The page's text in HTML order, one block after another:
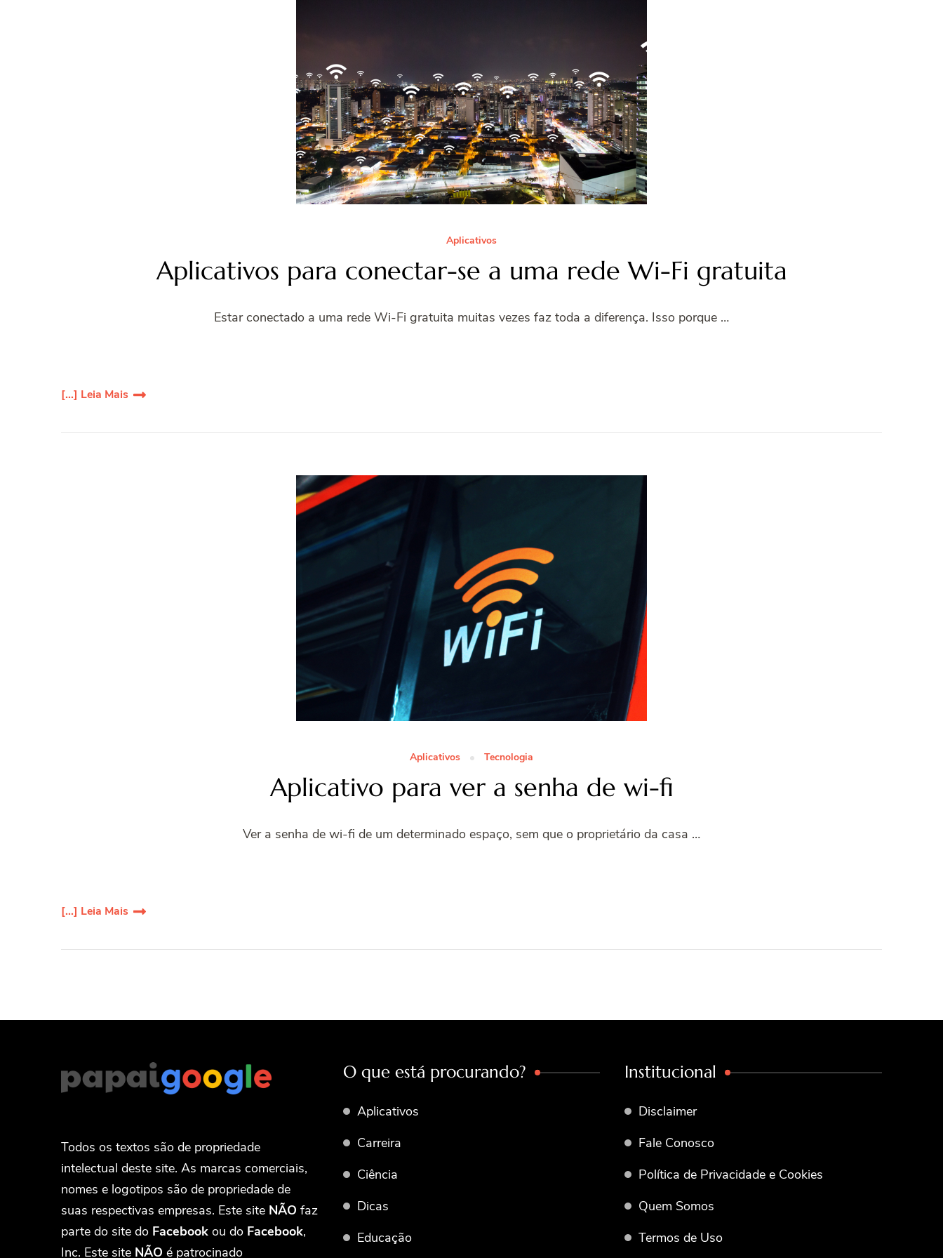
Aplicativos
Aplicativos para conectar-se a uma rede Wi-Fi gratuita
Estar conectado a uma rede Wi-Fi gratuita muitas vezes faz toda a diferença. Isso porque …
[...] Leia Mais
Aplicativos Tecnologia
Aplicativo para ver a senha de wi-fi
Ver a senha de wi-fi de um determinado espaço, sem que o proprietário da casa …
[...] Leia Mais
Todos os textos são de propriedade
intelectual deste site. As marcas comerciais,
nomes e logotipos são de propriedade de
suas respectivas empresas. Este site NÃO faz
parte do site do Facebook ou do Facebook,
Inc. Este site NÃO é patrocinado
O que está procurando?
Aplicativos
Carreira
Ciência
Dicas
Educação
Institucional
Disclaimer
Fale Conosco
Política de Privacidade e Cookies
Quem Somos
Termos de Uso